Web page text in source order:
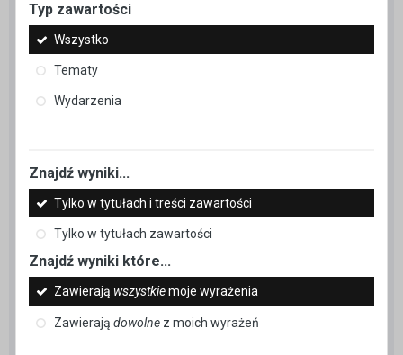
Typ zawartości
Wszystko
Tematy
Wydarzenia
Znajdź wyniki...
Tylko w tytułach i treści zawartości
Tylko w tytułach zawartości
Znajdź wyniki które...
Zawierają wszystkiemoje wyrażenia
Zawierają dowolne z moich wyrażeń